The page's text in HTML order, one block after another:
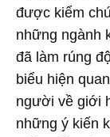
được kiểm
những ngành
đã làm rúng
biểu hiện
người về giới
những ý kiến